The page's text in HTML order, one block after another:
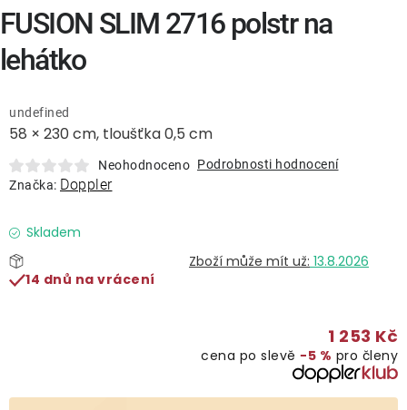
Lavice a houpačky
Lehátka
Doplňky
Deštníky
Gastro produkty
58 × 230 cm, tloušťka 0,5 cm
undefined
Neohodnoceno Podrobnosti hodnocení
Značka: Doppler
Skladem
13.8.2026
14 dnů na vrácení
1 253 Kč
cena po slevě −5 % pro členy
FUSION SLIM 2716 polstr na
lehátko